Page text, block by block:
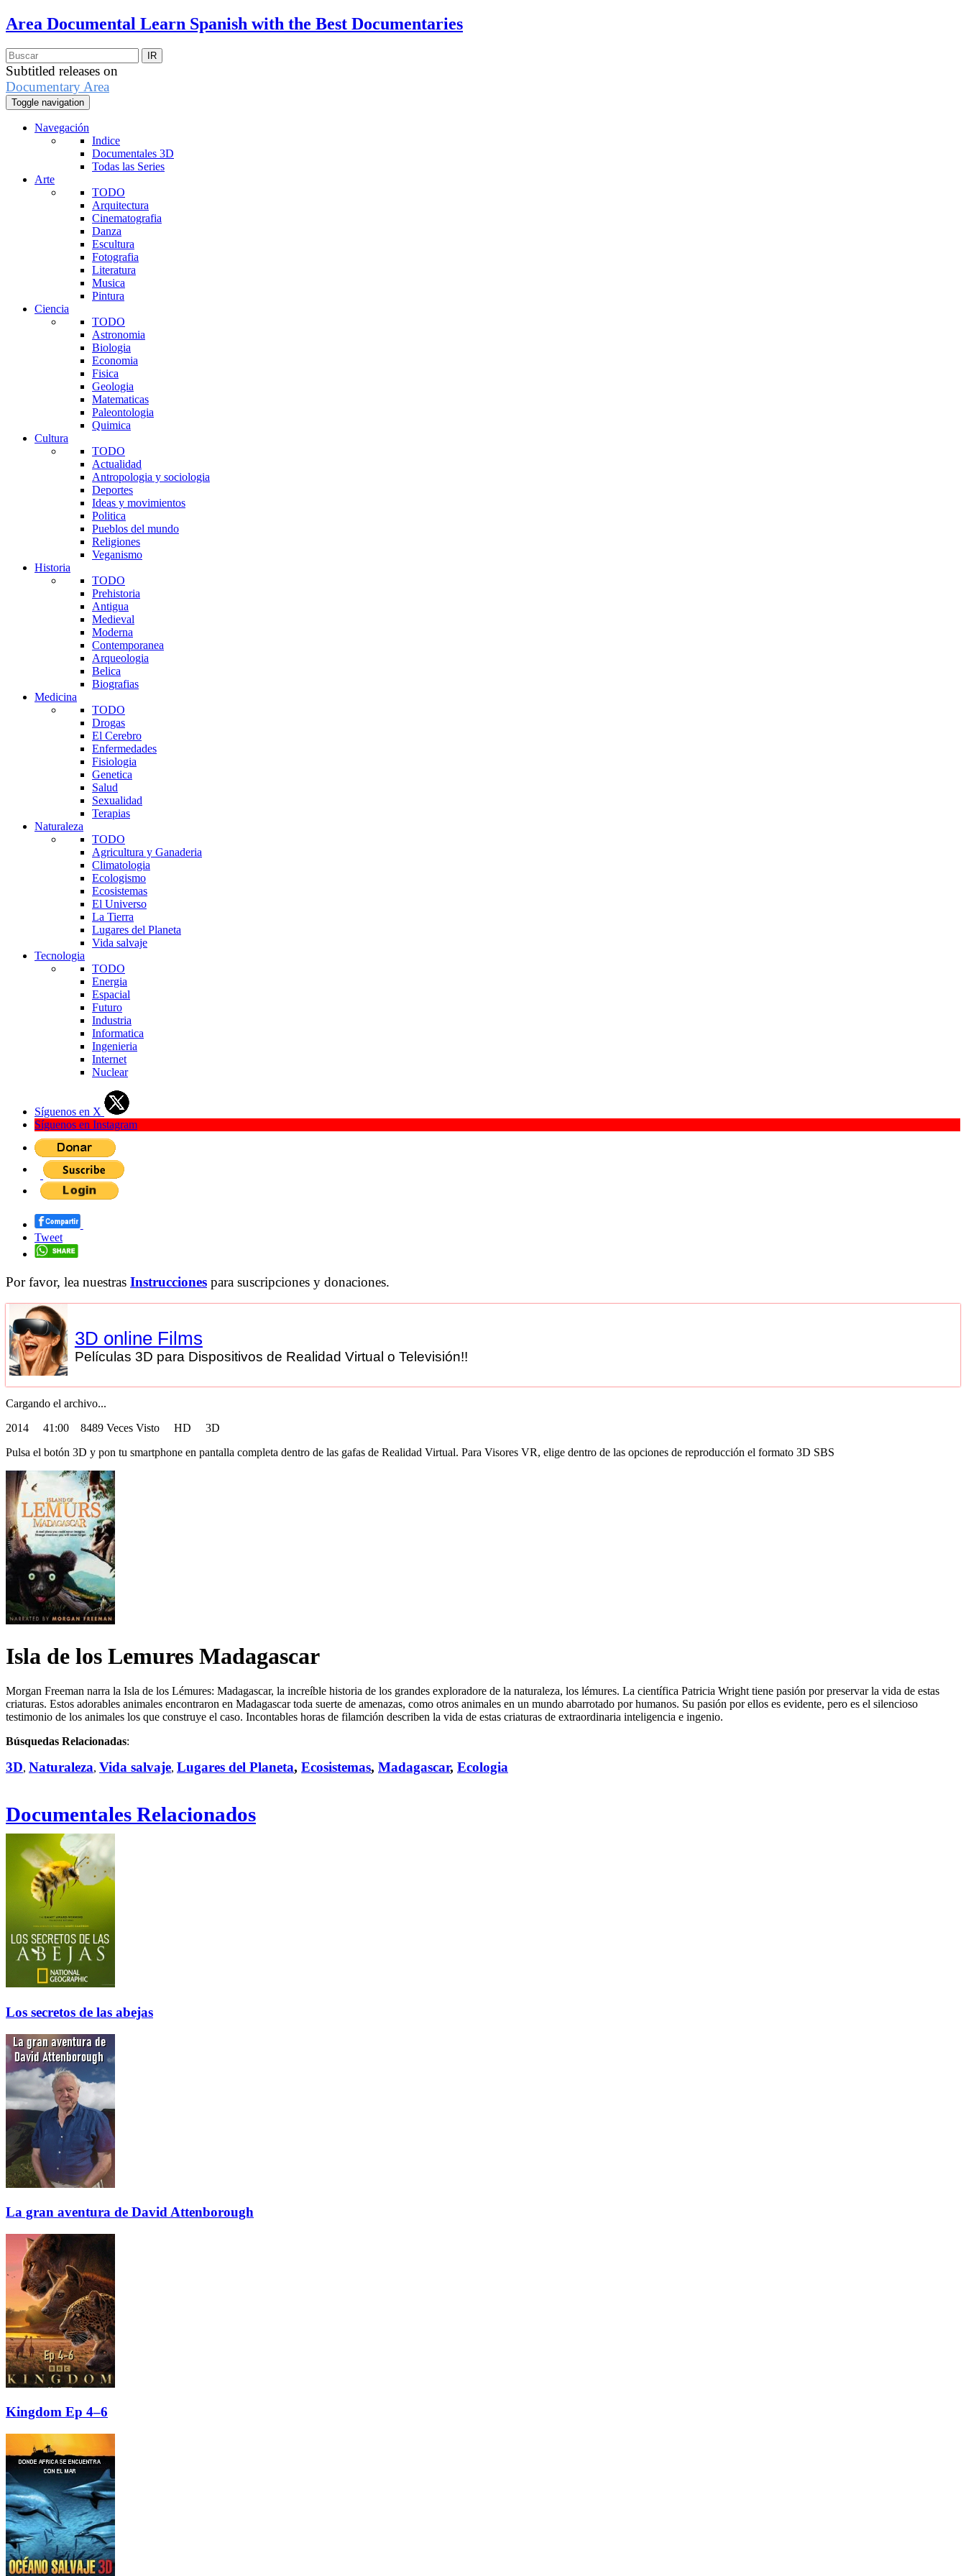
Area Documental Learn Spanish with the Best Documentaries
Subtitled releases on
Documentary Area
Toggle navigation
Navegación
Indice
Documentales 3D
Todas las Series
Arte
TODO
Arquitectura
Cinematografia
Danza
Escultura
Fotografia
Literatura
Musica
Pintura
Ciencia
TODO
Astronomia
Biologia
Economia
Fisica
Geologia
Matematicas
Paleontologia
Quimica
Cultura
TODO
Actualidad
Antropologia y sociologia
Deportes
Ideas y movimientos
Politica
Pueblos del mundo
Religiones
Veganismo
Historia
TODO
Prehistoria
Antigua
Medieval
Moderna
Contemporanea
Arqueologia
Belica
Biografias
Medicina
TODO
Drogas
El Cerebro
Enfermedades
Fisiologia
Genetica
Salud
Sexualidad
Terapias
Naturaleza
TODO
Agricultura y Ganaderia
Climatologia
Ecologismo
Ecosistemas
El Universo
La Tierra
Lugares del Planeta
Vida salvaje
Tecnologia
TODO
Energia
Espacial
Futuro
Industria
Informatica
Ingenieria
Internet
Nuclear
Síguenos en X
Síguenos en Instagram
Tweet
Por favor, lea nuestras Instrucciones para suscripciones y donaciones.
3D online Films
Películas 3D para Dispositivos de Realidad Virtual o Televisión!!
Cargando el archivo...
2014 41:00 8489 Veces Visto HD 3D
Pulsa el botón 3D y pon tu smartphone en pantalla completa dentro de las gafas de Realidad Virtual. Para Visores VR, elige dentro de las opciones de reproducción el formato 3D SBS
Isla de los Lemures Madagascar
Morgan Freeman narra la Isla de los Lémures: Madagascar, la increíble historia de los grandes exploradore de la naturaleza, los lémures. La científica Patricia Wright tiene pasión por preservar la vida de estas
criaturas. Estos adorables animales encontraron en Madagascar toda suerte de amenazas, como otros animales en un mundo abarrotado por humanos. Su pasión por ellos es evidente, pero es el silencioso
testimonio de los animales los que construye el caso. Incontables horas de filamción describen la vida de estas criaturas de extraordinaria inteligencia e ingenio.
Búsquedas Relacionadas:
3D, Naturaleza, Vida salvaje, Lugares del Planeta, Ecosistemas, Madagascar, Ecologia
Documentales Relacionados
Los secretos de las abejas
La gran aventura de David Attenborough
Kingdom Ep 4–6